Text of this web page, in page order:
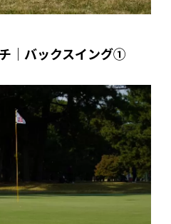
｜バックスイング①